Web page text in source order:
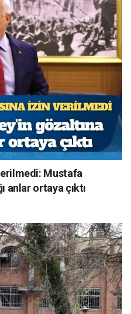
Mustafa
anlar ortaya çıktı